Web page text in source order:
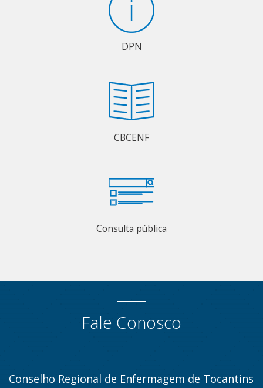
DPN
CBCENF
Consulta pública
Fale Conosco
Conselho Regional de Enfermagem de Tocantins